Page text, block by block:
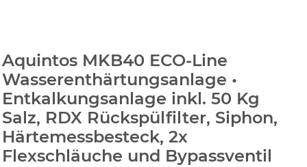
Aquintos MKB40 ECO-Line
Wasserenthärtungsanlage •
Entkalkungsanlage inkl. 50 Kg
Salz, RDX Rückspülfilter, Siphon,
Härtemessbesteck, 2x
Flexschläuche und Bypassventil